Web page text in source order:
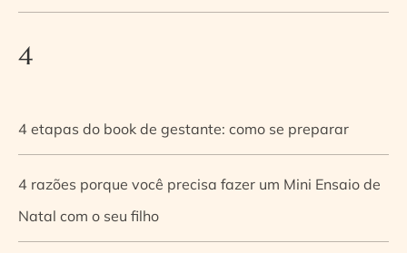
4
4 etapas do book de gestante: como se preparar
4 razões porque você precisa fazer um Mini Ensaio de
Natal com o seu filho